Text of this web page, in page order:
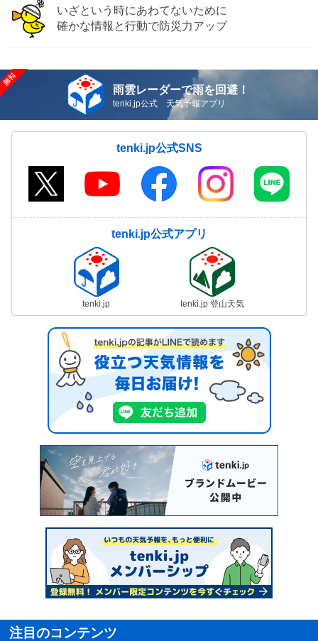
いざという時にあわてないために
確かな情報と行動で防災力アップ
雨雲レーダーで雨を回避！
tenki.jp公式 天気予報アプリ
tenki.jp公式SNS
tenki.jp公式アプリ
tenki.jp tenki.jp 登山天気
注目のコンテンツ